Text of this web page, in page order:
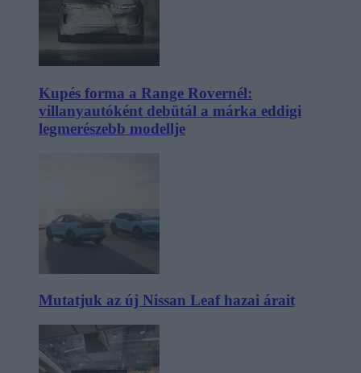
Kupés forma a Range Rovernél:
villanyautóként debütál a márka eddigi
legmerészebb modellje
Mutatjuk az új Nissan Leaf hazai árait